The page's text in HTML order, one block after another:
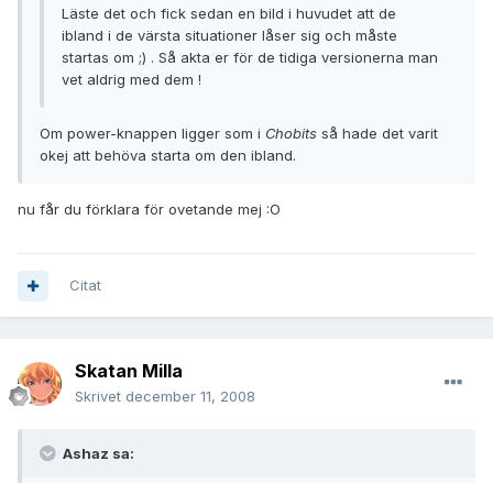
Läste det och fick sedan en bild i huvudet att de
ibland i de värsta situationer låser sig och måste
startas om ;) . Så akta er för de tidiga versionerna man
vet aldrig med dem !
Om power-knappen ligger som i Chobits så hade det varit
okej att behöva starta om den ibland.
nu får du förklara för ovetande mej :O
Citat
Skatan Milla
Skrivet december 11, 2008
Ashaz sa: